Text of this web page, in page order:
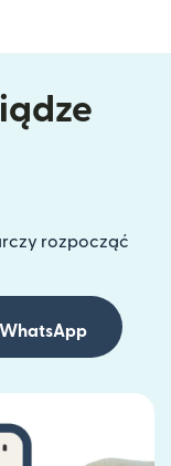
rozpocząć